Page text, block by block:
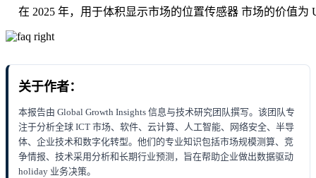
在 2025 年，用于体积显示市场的位置传感器 市场的价值为
关于作者：
本报告由 Global Growth Insights 信息与技术研究团队撰写。该团队专
注于分析全球 ICT 市场、软件、云计算、人工智能、网络安全、半导
体、企业技术和数字化转型。他们的专业知识包括市场规模测算、竞
争情报、技术采用分析和长期行业预测，旨在帮助企业做出数据驱动
holiday 业务决策。